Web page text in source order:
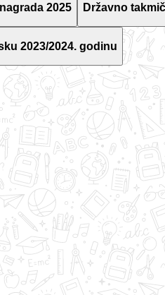
2025 Državno
2023/2024. godinu